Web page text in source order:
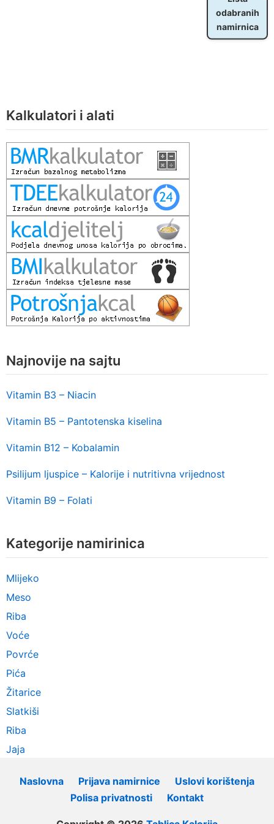
Kalkulatori i alati
Najnovije na sajtu
Vitamin B3 – Niacin
Vitamin B5 – Pantotenska kiselina
Vitamin B12 – Kobalamin
Psilijum ljuspice – Kalorije i nutritivna vrijednost
Vitamin B9 – Folati
Kategorije namirinica
Mlijeko
Meso
Riba
Voće
Povrće
Pića
Žitarice
Slatkiši
Riba
Jaja
Naslovna Prijava namirnice
Uslovi korištenja
Polisa privatnosti
Kontakt
odabranih
namirnica